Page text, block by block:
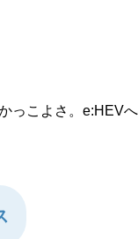
っこよさ。e:HEVへ